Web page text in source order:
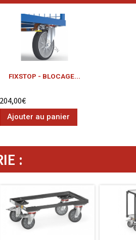
FIXSTOP - BLOCAGE...
204,00€
Ajouter au panier
: